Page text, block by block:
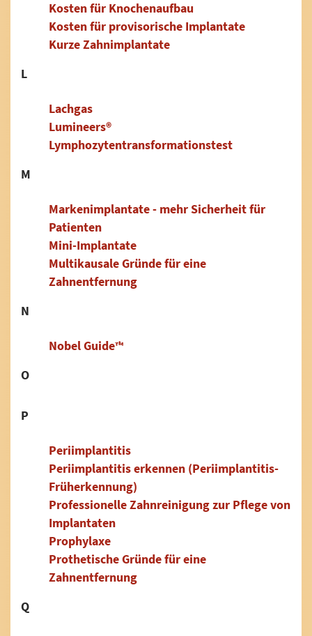
Kosten für Knochenaufbau
Kosten für provisorische Implantate
Kurze Zahnimplantate
L
Lachgas
Lumineers®
Lymphozytentransformationstest
M
Markenimplantate - mehr Sicherheit für
Patienten
Mini-Implantate
Multikausale Gründe für eine
Zahnentfernung
N
Nobel Guide™
O
P
Periimplantitis
Periimplantitis erkennen (Periimplantitis-
Früherkennung)
Professionelle Zahnreinigung zur Pflege von
Implantaten
Prophylaxe
Prothetische Gründe für eine
Zahnentfernung
Q